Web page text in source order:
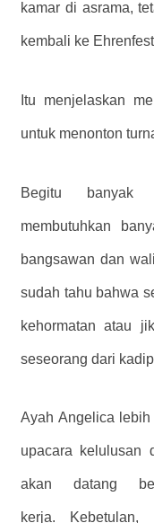
kamar di asrama,
kembali ke
Itu menjelaskan
untuk menonton
Begitu banyak
membutuhkan
bangsawan dan
sudah tahu bahwa
kehormatan atau
seseorang dari
Ayah Angelica
upacara kelulusan
akan datang
kerja. Kebetulan,